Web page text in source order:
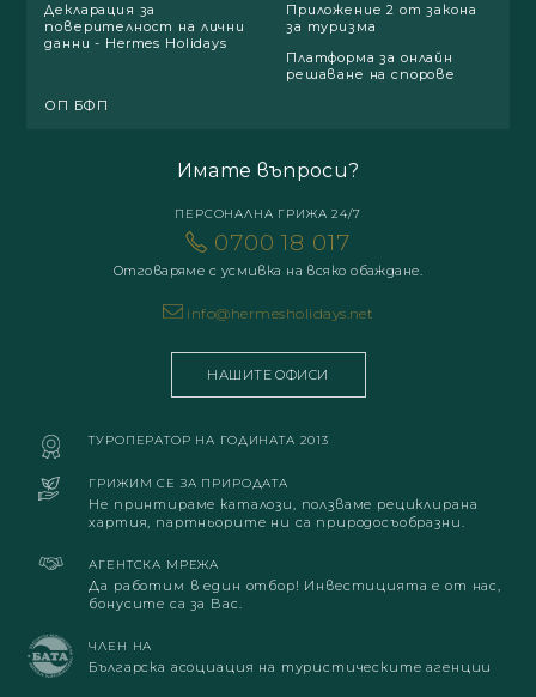
Декларация за
поверителност на лични
данни - Hermes Holidays
Приложение 2 от закона
за туризма
Платформа за онлайн
решаване на спорове
ОП БФП
Имате въпроси?
ПЕРСОНАЛНА ГРИЖА 24/7
0700 18 017
Отговаряме с усмивка на всяко обаждане.
info@hermesholidays.net
НАШИТЕ ОФИСИ
ТУРОПЕРАТОР НА ГОДИНАТА 2013
ГРИЖИМ СЕ ЗА ПРИРОДАТА
Не принтираме каталози, ползваме рециклирана
хартия, партньорите ни са природосъобразни.
АГЕНТСКА МРЕЖА
Да работим в един отбор! Инвестицията е от нас,
бонусите са за Вас.
ЧЛЕН НА
Българска асоциация на туристическите агенции